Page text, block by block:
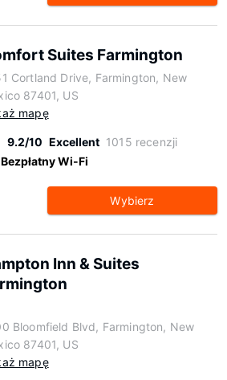
Suites Farmington
Cortland Drive, Farmington, New
87401, US
mapę
9.2/10 Excellent 1015 recenzji
Bezpłatny Wi-Fi
Wybierz
Inn & Suites
Bloomfield Blvd, Farmington, New
87401, US
mapę